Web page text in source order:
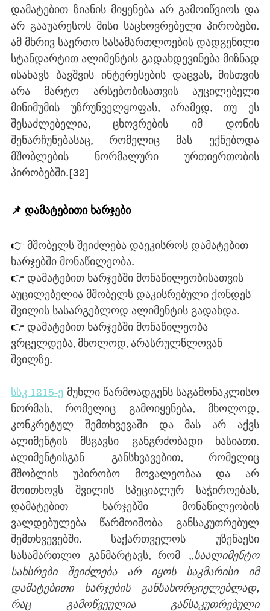
დამატებით ზიანის მიყენება არ გამოიწვიოს და
არ გააუარესოს მისი საცხოვრებელი პირობები.
ამ მხრივ საერთო სასამართლოების დადგენილი
სტანდარტით ალიმენტის გადახდევინება მიზნად
ისახავს ბავშვის ინტერესების დაცვას, მისთვის
არა მარტო არსებობისათვის აუცილებელი
მინიმუმის უზრუნველყოფას, არამედ, თუ ეს
შესაძლებელია, ცხოვრების იმ დონის
შენარჩუნებასაც, რომელიც მას ექნებოდა
მშობლების ნორმალური ურთიერთობის
პირობებში.[32]
📌 დამატებითი ხარჯები
👉 მშობელს შეიძლება დაეკისროს დამატებით
ხარჯებში მონაწილეობა.
👉 დამატებით ხარჯებში მონაწილეობისათვის
აუცილებელია მშობელს დაკისრებული ქონდეს
შვილის სასარგებლოდ ალიმენტის გადახდა.
👉 დამატებით ხარჯებში მონაწილეობა
ვრცელდება, მხოლოდ, არასრულწლოვან
შვილზე.
სსკ 1215-ე მუხლი წარმოადგენს საგამონაკლისო
ნორმას, რომელიც გამოიყენება, მხოლოდ,
კონკრეტულ შემთხვევაში და მას არ აქვს
ალიმენტის მსგავსი განგრძობადი ხასიათი.
ალიმენტისგან განსხვავებით, რომელიც
მშობლის უპირობო მოვალეობაა და არ
მოითხოვს შვილის სპეციალურ საჭიროებას,
დამატებით ხარჯებში მონაწილეობის
ვალდებულება წარმოიშობა განსაკუთრებულ
შემთხვევებში. საქართველოს უზენაესი
სასამართლო განმარტავს, რომ „საალიმენტო
სახსრები შეიძლება არ იყოს საკმარისი იმ
დამატებითი ხარჯების განსახორციელებლად,
რაც გამოწვეულია განსაკუთრებული